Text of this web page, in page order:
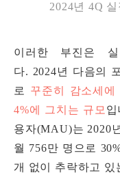
2024년 4Q
이러한 부진은 실
다. 2024년 다음의
로
꾸준히 감소세
4%에 그치는 규모 입
용자(MAU)는 2020
월 756만 명으로
개 없이 추락하고 있